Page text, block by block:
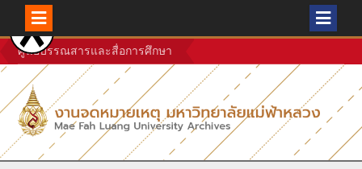
Skip
to
content
ศูนย์บรรณสารและสื่อการศึกษา